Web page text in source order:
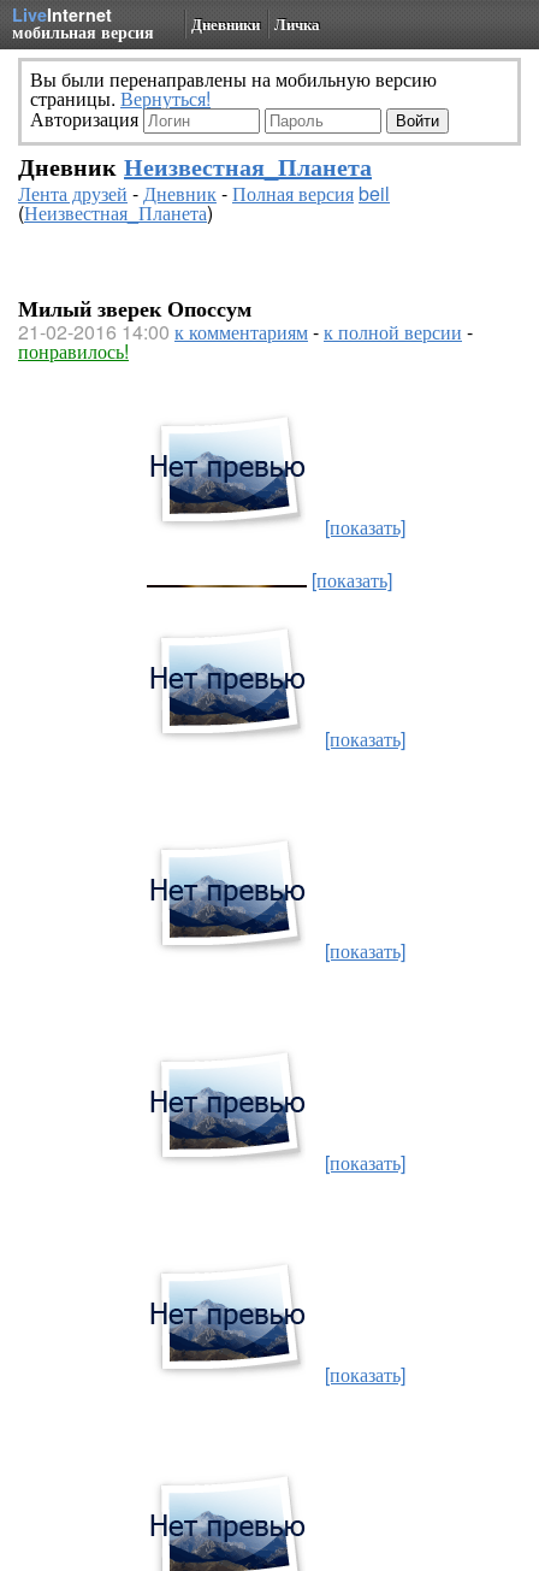
LiveInternet
мобильная версия Дневники Личка
Вы были перенаправлены на мобильную версию
страницы. Вернуться!
Авторизация
Дневник Неизвестная_Планета
Лента друзей -Дневник-Полная версияbeil
(Неизвестная_Планета)
Милый зверек Опоссум
21-02-2016 14:00 к комментариям-к полной версии -
понравилось!
[показать]
[показать]
[показать]
[показать]
[показать]
[показать]